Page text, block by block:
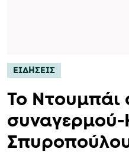
ΕΙΔΗΣΕΙΣ
Το Ντουμπάι
συναγερμού-